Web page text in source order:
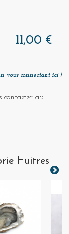
11,00 €
vous connectant ici !
contacter au
Huitres